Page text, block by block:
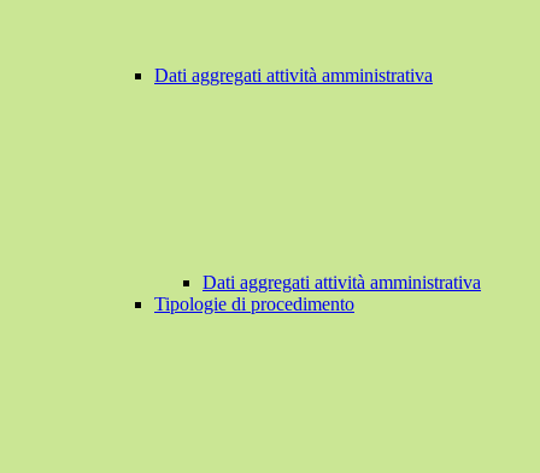
Dati aggregati attività amministrativa
Dati aggregati attività amministrativa
Tipologie di procedimento